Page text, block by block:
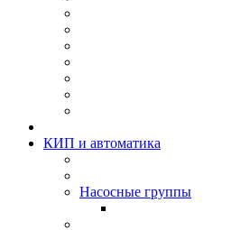
КИП и автоматика
Насосные группы